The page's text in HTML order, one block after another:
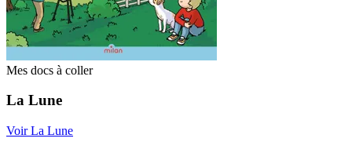
Mes docs à coller
La Lune
Voir La Lune